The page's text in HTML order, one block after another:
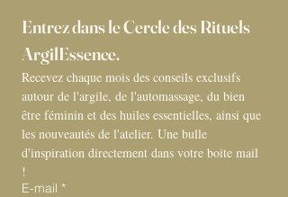
Entrez dans le Cercle des Rituels
ArgilEssence.
Recevez chaque mois des conseils exclusifs
autour de l'argile, de l'automassage, du bien
être féminin et des huiles essentielles, ainsi que
les nouveautés de l'atelier. Une bulle
d'inspiration directement dans votre boite mail
!
E-mail *